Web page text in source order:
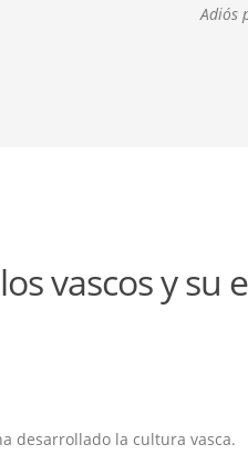
Adiós
vascos y su
desarrollado la cultura vasca.